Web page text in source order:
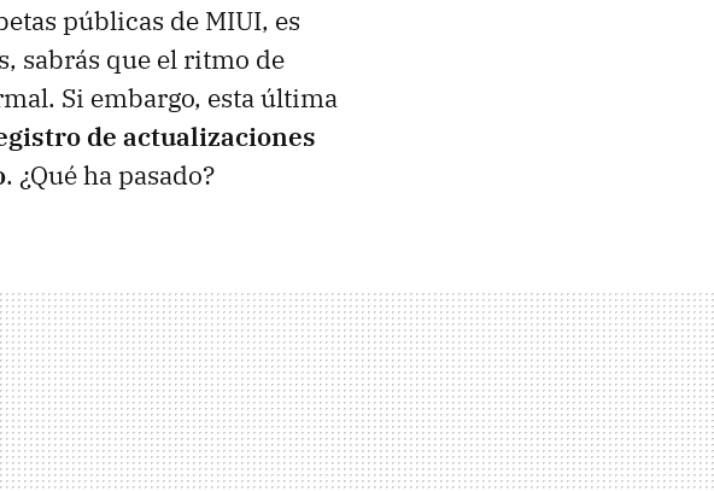
públicas de MIUI, es
sabrás que el ritmo de
Si embargo, esta última
de actualizaciones
. ¿Qué ha pasado?